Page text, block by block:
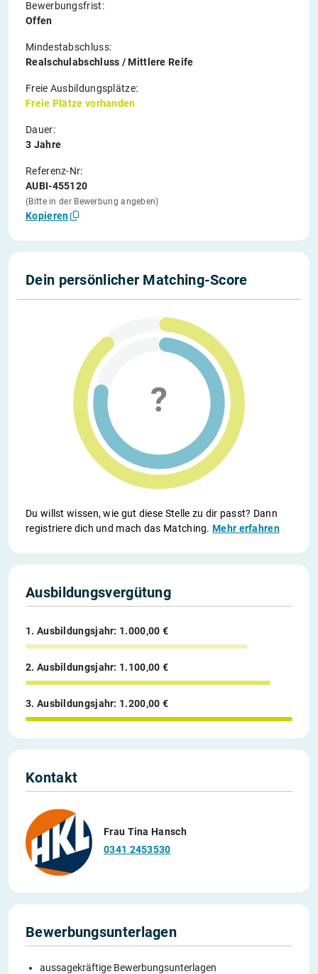
Bewerbungsfrist:
Offen
Mindestabschluss:
Realschulabschluss / Mittlere Reife
Freie Ausbildungsplätze:
Freie Plätze vorhanden
Dauer:
3 Jahre
Referenz-Nr:
AUBI-455120
(Bitte in der Bewerbung angeben)
Kopieren
Dein persönlicher Matching-Score
Du willst wissen, wie gut diese Stelle zu dir passt? Dann
registriere dich und mach das Matching.Mehr erfahren
Ausbildungsvergütung
1. Ausbildungsjahr: 1.000,00 €
2. Ausbildungsjahr: 1.100,00 €
3. Ausbildungsjahr: 1.200,00 €
Kontakt
Frau Tina Hansch
0341 2453530
Bewerbungsunterlagen
aussagekräftige Bewerbungsunterlagen